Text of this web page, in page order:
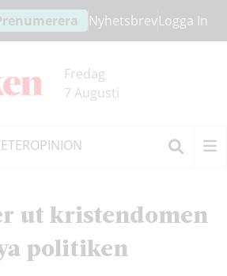
NyhetsbrevLogga In
Fredag
7 Augusti
OPINION
ut kristendomen
politiken